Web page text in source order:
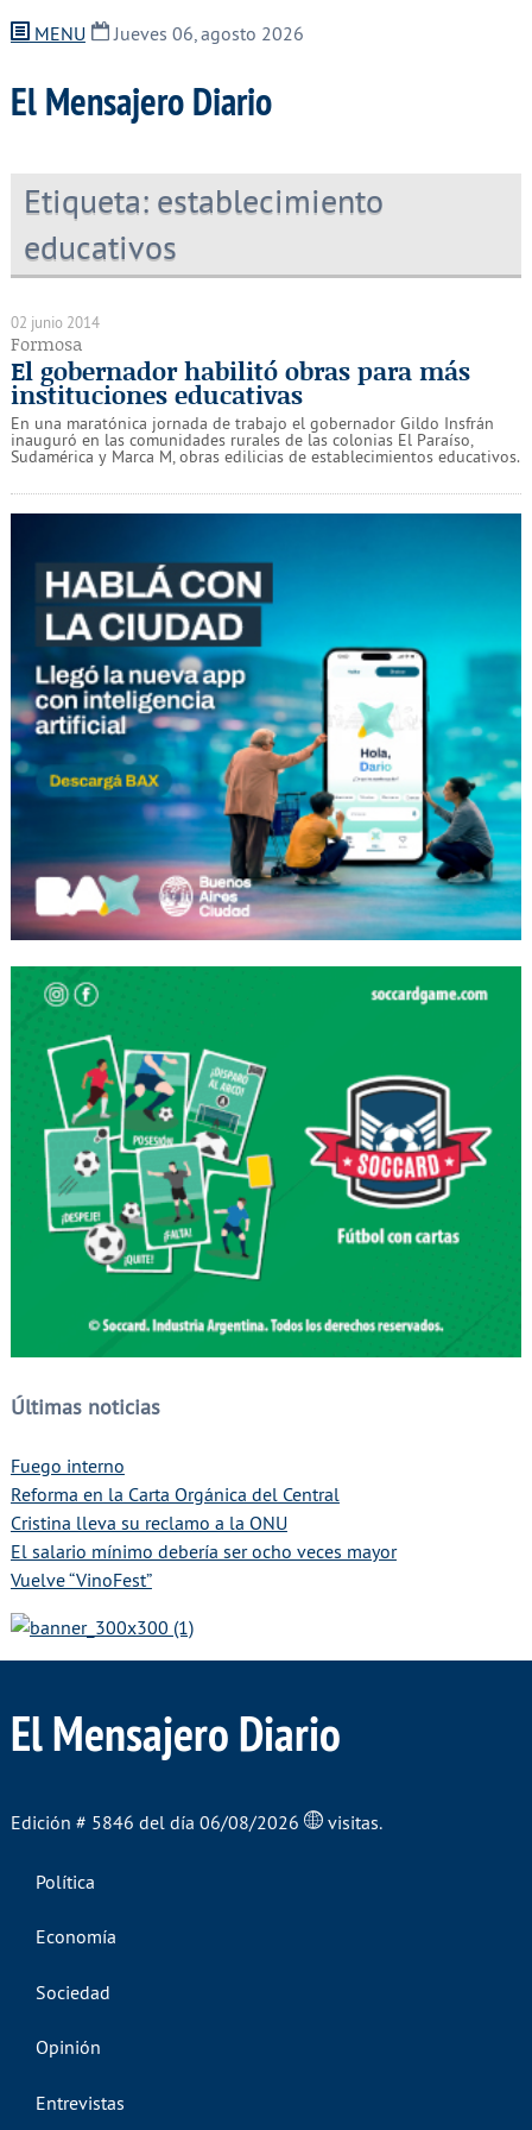
MENU Jueves 06, agosto 2026
El Mensajero Diario
Etiqueta: establecimiento
educativos
02 junio 2014
Formosa
El gobernador habilitó obras para más
instituciones educativas
En una maratónica jornada de trabajo el gobernador Gildo Insfrán
inauguró en las comunidades rurales de las colonias El Paraíso,
Sudamérica y Marca M, obras edilicias de establecimientos educativos.
Últimas noticias
Fuego interno
Reforma en la Carta Orgánica del Central
Cristina lleva su reclamo a la ONU
El salario mínimo debería ser ocho veces mayor
Vuelve “VinoFest”
El Mensajero Diario
Edición # 5846 del día 06/08/2026 visitas.
Política
Economía
Sociedad
Opinión
Entrevistas